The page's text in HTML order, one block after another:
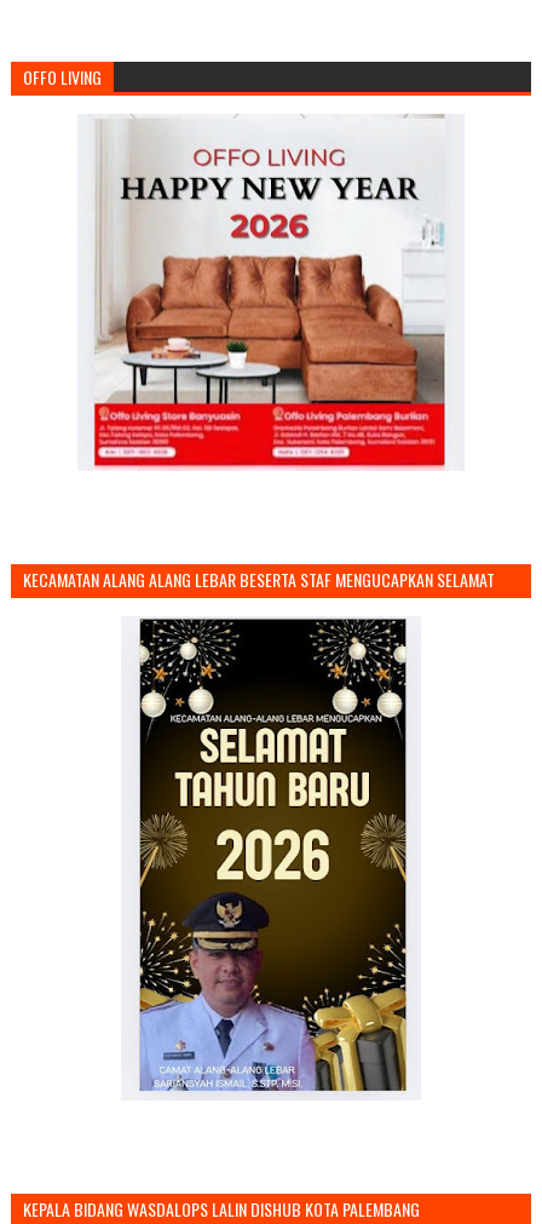
OFFO LIVING
KECAMATAN ALANG ALANG LEBAR BESERTA STAF MENGUCAPKAN SELAMAT
KEPALA BIDANG WASDALOPS LALIN DISHUB KOTA PALEMBANG